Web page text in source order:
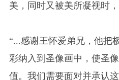
美，同时又被美所凝视时
“...感谢王怀爱弟兄，他把
彩纳入到圣像画中，使圣
值。我们需要面对并承认